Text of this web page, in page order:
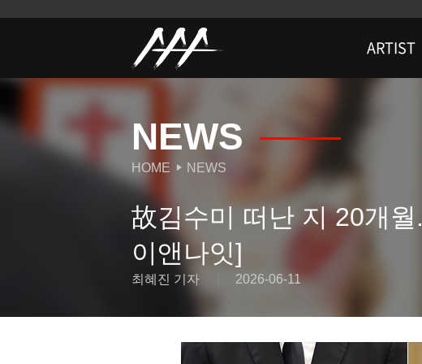
ARTIST
NEWS
HOME NEWS
故김수미 떠난 지 20개
이앤나잇]
최혜진 기자 2026-06-11